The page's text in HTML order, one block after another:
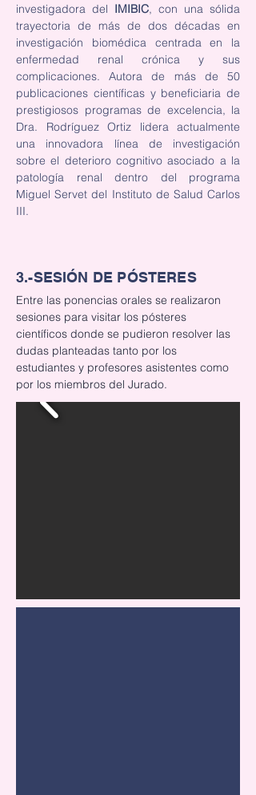
investigadora del IMIBIC, con una sólida
trayectoria de más de dos décadas en
investigación biomédica centrada en la
enfermedad renal crónica y sus
complicaciones. Autora de más de 50
publicaciones científicas y beneficiaria de
prestigiosos programas de excelencia, la
Dra. Rodríguez Ortiz lidera actualmente
una innovadora línea de investigación
sobre el deterioro cognitivo asociado a la
patología renal dentro del programa
Miguel Servet del Instituto de Salud Carlos
III.
3.-SESIÓN DE PÓSTERES
Entre las ponencias orales se realizaron
sesiones para visitar los pósteres
científicos donde se pudieron resolver las
dudas planteadas tanto por los
estudiantes y profesores asistentes como
por los miembros del Jurado.